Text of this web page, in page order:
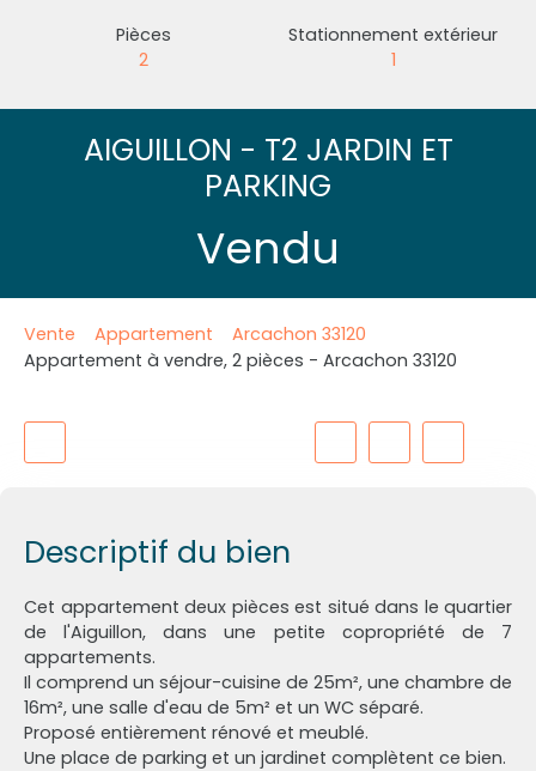
Pièces
2
Stationnement extérieur
1
AIGUILLON - T2 JARDIN ET
PARKING
Vendu
Vente Appartement
Arcachon 33120
Appartement à vendre, 2 pièces - Arcachon 33120
Descriptif du bien
Cet appartement deux pièces est situé dans le quartier
de l'Aiguillon, dans une petite copropriété de 7
appartements.
Il comprend un séjour-cuisine de 25m², une chambre de
16m², une salle d'eau de 5m² et un WC séparé.
Proposé entièrement rénové et meublé.
Une place de parking et un jardinet complètent ce bien.